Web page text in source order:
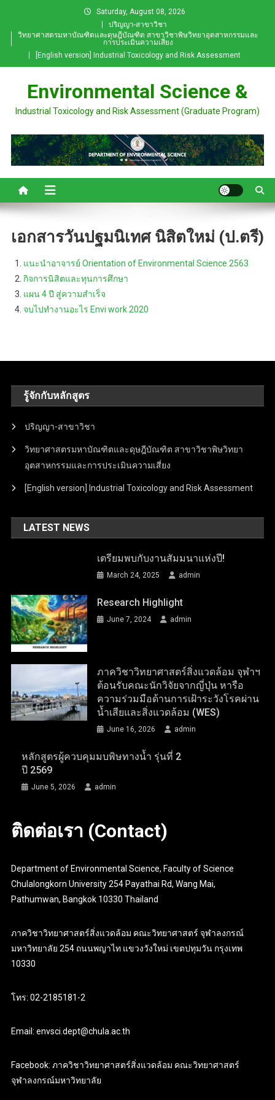
content
Saturday, August 08, 2026
ปริญญา-สาขาวิชา
วิทยาศาสตรมหาบัณฑิตและดุษฎีบัณฑิต สาขาวิชาพิษวิทยาอุตสาหกรรมและ
การประเมินความเสี่ยง
[English version] Industrial Toxicology and Risk Assessment
Environmental Science &
Industrial Toxicology and Risk Assessment (Graduate Program)
เอกสารวันปฐมนิเทศ นิสิตใหม่ (ป.ตรี)
แนะนำอาจารย์ Orientation of Environmental Science 2563
กิจการนิสิตและทุนการศึกษา
แผน 4 ปี สู่ความสำเร็จ
จบไปทำงานอะไร Envi work 2020
รู้จักกับหลักสูตร
ปริญญา-สาขาวิชา
วิทยาศาสตรมหาบัณฑิตและดุษฎีบัณฑิต สาขาวิชาพิษวิทยา
อุตสาหกรรมและการประเมินความเสี่ยง
[English version] Industrial Toxicology and Risk Assessment
LATEST NEWS
เตรียมพบกับงานสัมมนาแห่งปี!
March 24, 2025 admin
Research Highlight
June 7, 2024 admin
ภาควิชาวิทยาศาสตร์สิ่งแวดล้อม จุฬาฯ
ต้อนรับคณะนักวิจัยจากญี่ปุ่น หารือ
ความร่วมมือด้านการเฝ้าระวังโรคผ่าน
น้ำเสียและสิ่งแวดล้อม (WES)
June 16, 2026 admin
หลักสูตรผู้ควบคุมมบพิษทางน้ำ รุ่นที่ 2
ปี 2569
June 5, 2026 admin
ติดต่อเรา (Contact)
Department of Environmental Science, Faculty of Science
Chulalongkorn University 254 Payathai Rd, Wang Mai,
Pathumwan, Bangkok 10330 Thailand
ภาควิชาวิทยาศาสตร์สิ่งแวดล้อม คณะวิทยาศาสตร์ จุฬาลงกรณ์
มหาวิทยาลัย 254 ถนนพญาไท แขวงวังใหม่ เขตปทุมวัน กรุงเทพ
10330
โทร: 02-2185181-2
Email: envsci.dept@chula.ac.th
Facebook: ภาควิชาวิทยาศาสตร์สิ่งแวดล้อม คณะวิทยาศาสตร์
จุฬาลงกรณ์มหาวิทยาลัย